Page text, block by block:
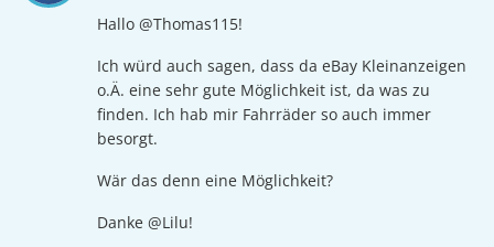
Hallo @Thomas115!
Ich würd auch sagen, dass da eBay Kleinanzeigen
o.Ä. eine sehr gute Möglichkeit ist, da was zu
finden. Ich hab mir Fahrräder so auch immer
besorgt.
Wär das denn eine Möglichkeit?
Danke @Lilu!